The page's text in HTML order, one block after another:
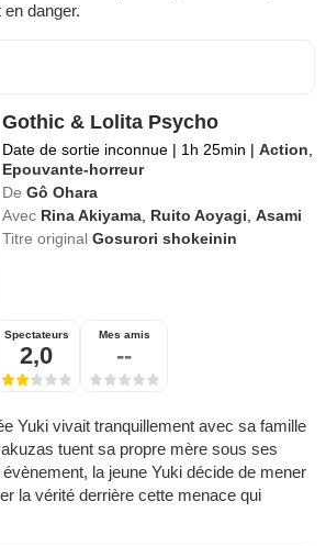
danger.
Gothic & Lolita Psycho
Date de sortie inconnue | 1h 25min | Action,
Epouvante-horreur
De Gô Ohara
Avec Rina Akiyama, Ruito Aoyagi,Asami
Titre originalGosurori shokeinin
Spectateurs
2,0
Mes amis
--
Yuki vivait tranquillement avec sa famille
tuent sa propre mère sous ses
la jeune Yuki décide de mener
la vérité derrière cette menace qui